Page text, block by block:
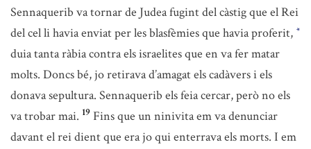
Sennaquerib va tornar de Judea fugint del càstig que el Rei
del cel li havia enviat per les blasfèmies que havia proferit, *
duia tanta ràbia contra els israelites que en va fer matar
molts. Doncs bé, jo retirava d’amagat els cadàvers i els
donava sepultura. Sennaquerib els feia cercar, però no els
va trobar mai. 19 Fins que un ninivita em va denunciar
davant el rei dient que era jo qui enterrava els morts. I em